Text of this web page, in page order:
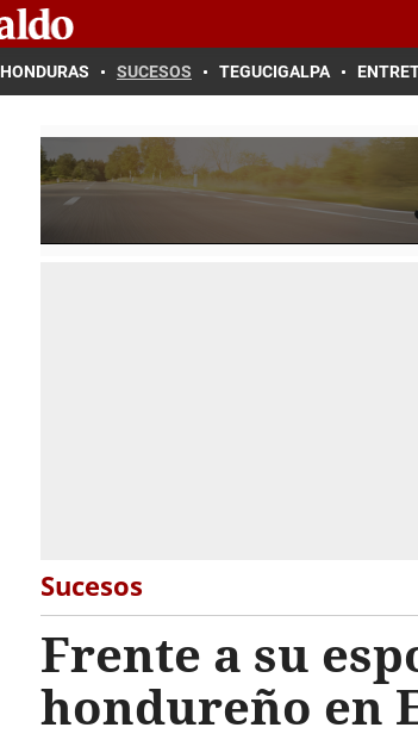
HONDURAS SUCESOS TEGUCIGALPA
Sucesos
Frente a su
hondureño en